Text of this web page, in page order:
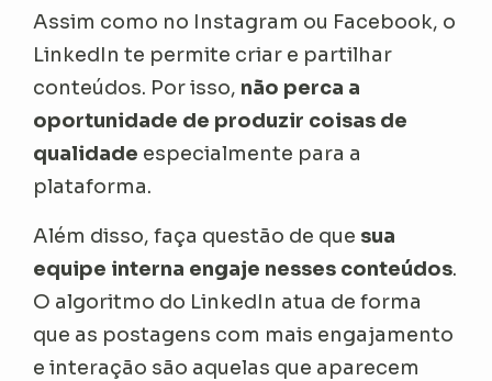
Assim como no Instagram ou Facebook, o
LinkedIn te permite criar e partilhar
conteúdos. Por isso, não perca a
oportunidade de produzir coisas de
qualidade especialmente para a
plataforma.
Além disso, faça questão de que sua
equipe interna engaje nesses conteúdos.
O algoritmo do LinkedIn atua de forma
que as postagens com mais engajamento
e interação são aquelas que aparecem